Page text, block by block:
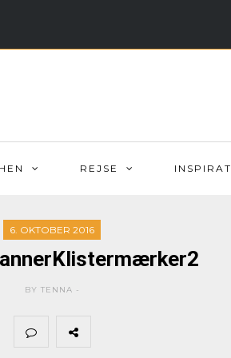
REJSE
6. OKTOBER 2016
BY TENNA -